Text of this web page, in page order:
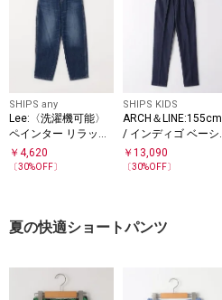
SHIPS any
Lee:〈洗濯機可能〉
ペインター リラック
ス デニム パンツ <KI
DS>
￥ 4,620
〔30%OFF〕
SHIPS KIDS
ARCH＆LINE:155cm
/ インディゴ ベーシ
ック パンツ
￥13,090
〔30%OFF〕
夏の快適ショートパンツ